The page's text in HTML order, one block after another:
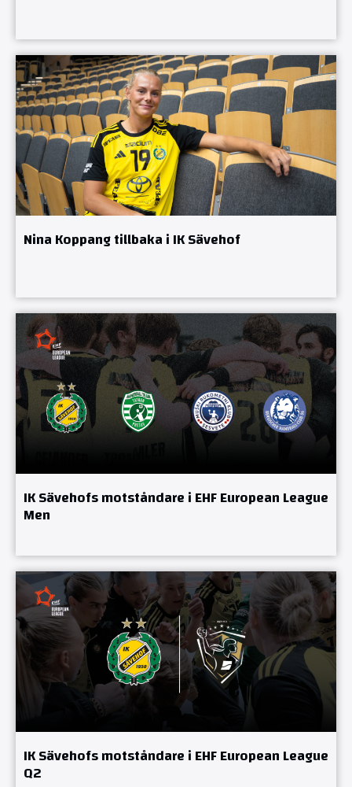
Nina Koppang tillbaka i IK Sävehof
IK Sävehofs motståndare i EHF European League
Men
IK Sävehofs motståndare i EHF European League
Q2